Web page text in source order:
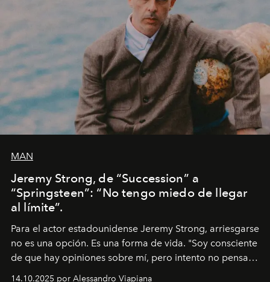
MAN
Jeremy Strong, de “Succession” a
“Springsteen”: “No tengo miedo de llegar
al límite”.
Para el actor estadounidense Jeremy Strong, arriesgarse
no es una opción. Es una forma de vida. "Soy consciente
de que hay opiniones sobre mí, pero intento no pensar
demasiado en cómo me perciben. Creo que es una
14.10.2025 por Alessandro Viapiana